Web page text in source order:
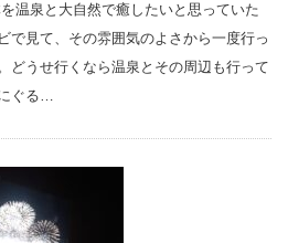
温泉と大自然で癒したいと思っていた
で見て、その雰囲気のよさから一度行っ
どうせ行くなら温泉とその周辺も行って
ぐる…